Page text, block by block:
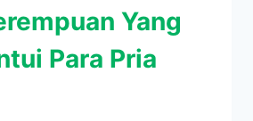
Yang
Para Pria